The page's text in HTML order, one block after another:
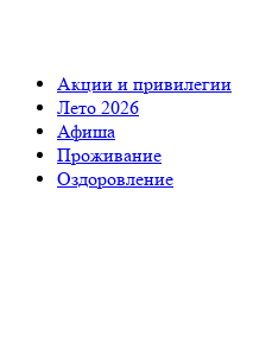
Акции и привилегии
Лето 2026
Афиша
Проживание
Оздоровление